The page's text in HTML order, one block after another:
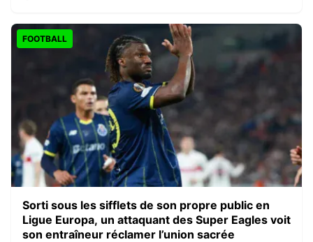
FOOTBALL
Sorti sous les sifflets de son propre public en
Ligue Europa, un attaquant des Super Eagles voit
son entraîneur réclamer l’union sacrée